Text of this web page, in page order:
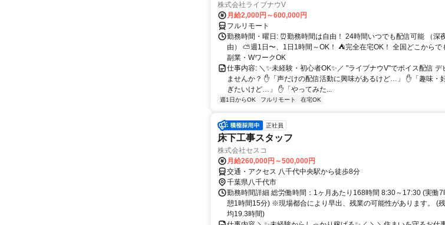
株式会社ライブナウV
月給2,000円～600,000円
フルリモート
勤務時間・曜日: ⏰勤務時間は自由！ 24時間いつでも配信可能 （深
由） ⛅週1日〜、1日1時間～OK！ ⛺完全在宅OK！ 全国どこからで
副業・WワークOK
仕事内容: ＼✨未経験・初心者OK✨／ "ライブナウV"でボイス配信 デ
ませんか？ ✋「声だけの配信活動に興味があるけど…」 ✋「趣味・
ぎたいけど…」 ✋「やってみた...
週1日からOK フルリモート 在宅OK
正社員
床下工事スタッフ
株式会社セスコ
月給260,000円～500,000円
交通・アクセス 八千代中央駅から徒歩8分
千葉県八千代市
勤務時間詳細 総労働時間：1ヶ月あたり168時間 8:30～17:30 (実働7
憩1時間15分) ※現場都合により早出、残業の可能性があります。 (
均19.3時間)